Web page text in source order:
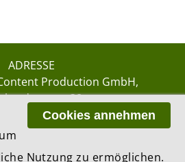
ADRESSE
Production GmbH
38
8002 ZürichCookies annehmen
Nutzung zu ermöglichen.